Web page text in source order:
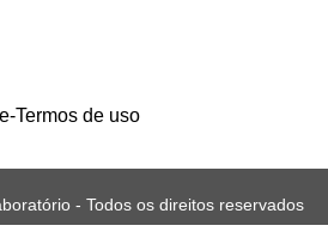
-Termos de uso
- Todos os direitos reservados